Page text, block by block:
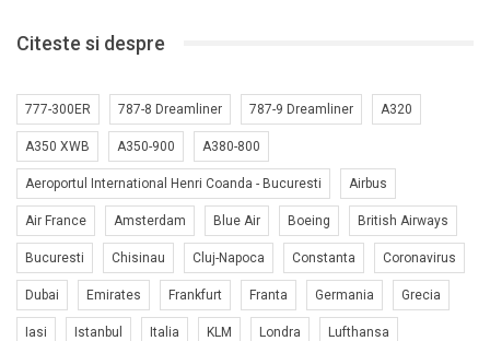
Citeste si despre
777-300ER 787-8 Dreamliner 787-9 Dreamliner A320
A350 XWB A350-900 A380-800
Aeroportul International Henri Coanda - Bucuresti Airbus
Air France Amsterdam Blue Air Boeing British Airways
Bucuresti Chisinau Cluj-Napoca Constanta Coronavirus
Dubai Emirates Frankfurt Franta Germania Grecia
Iasi Istanbul Italia KLM Londra Lufthansa